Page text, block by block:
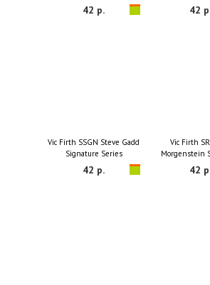
42 р. 42
Vic Firth SSGN Steve Gadd
Signature Series
42 р.
Vic Firth
Morgenstein
42